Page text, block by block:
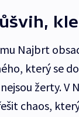
Najbrt
který se
žerty. V
chaos,